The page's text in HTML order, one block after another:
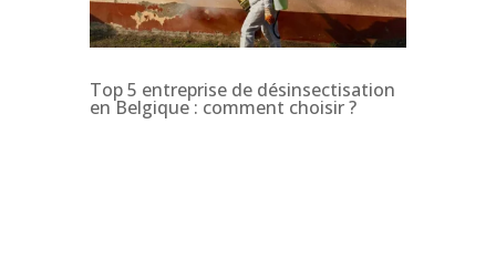
Top 5 entreprise de désinsectisation
en Belgique : comment choisir ?